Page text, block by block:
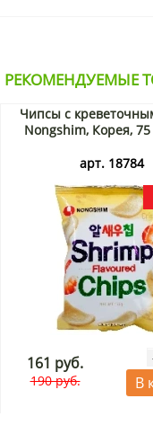
РЕКОМЕНДУЕМЫЕ
Чипсы с
Nongshim, Корея, 75
арт. 18784
161 руб.
190 руб. В